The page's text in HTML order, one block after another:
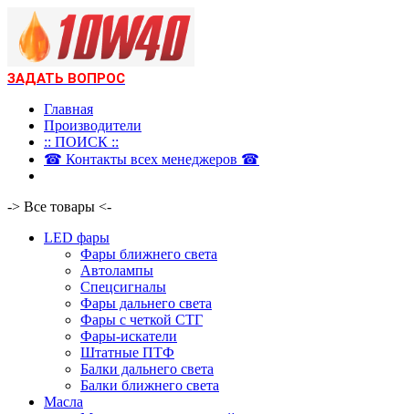
ЗАДАТЬ ВОПРОС
Главная
Производители
:: ПОИСК ::
☎ Контакты всех менеджеров ☎
-> Все товары <-
LED фары
Фары ближнего света
Автолампы
Спецсигналы
Фары дальнего света
Фары с четкой СТГ
Фары-искатели
Штатные ПТФ
Балки дальнего света
Балки ближнего света
Масла